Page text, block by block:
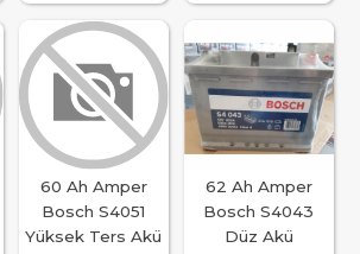
60 Ah Amper
Bosch S4051
Yüksek Ters Akü
62 Ah Amper
Bosch S4043
Düz Akü